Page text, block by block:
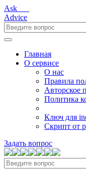
Ask___
Advice
Главная
О сервисе
О нас
Правила
Авторское
Политика
Ключ для
Скрипт от
Задать вопрос